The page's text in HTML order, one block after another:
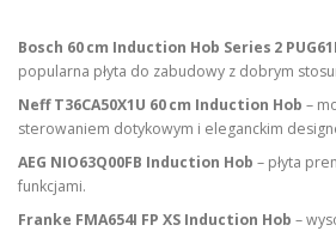
Bosch 60 cm Induction Hob Series 2
popularna płyta do zabudowy z dobrym
Neff T36CA50X1U 60 cm Induction Hob –
sterowaniem dotykowym i eleganckim
AEG NIO63Q00FB Induction Hob – płyta
funkcjami.
Franke FMA654I FP XS Induction Hob –